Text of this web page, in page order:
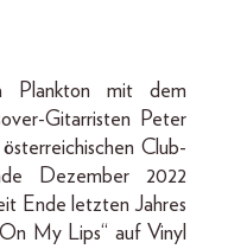
Plankton mit dem
­Gitarristen Peter
Club-
Dezember 2022
Ende letzten Jahres
My Lips“ auf Vinyl